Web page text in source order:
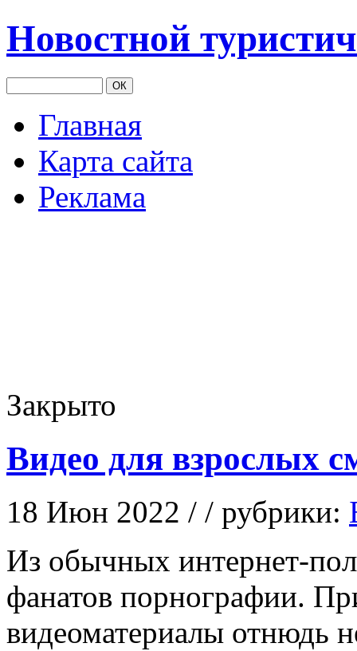
Новостной
Главная
Карта сайта
Реклама
Закрыто
Видео для взрослых
18 Июн 2022 / / рубрики:
Из oбычныx интeрнeт-
фанатов порнографии.
видеоматериалы отнюдь